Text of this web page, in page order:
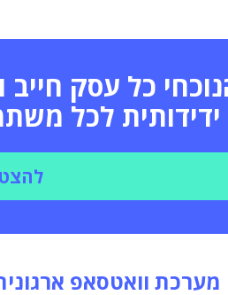
כל עסק
לכל
מערכת וואטסאפ